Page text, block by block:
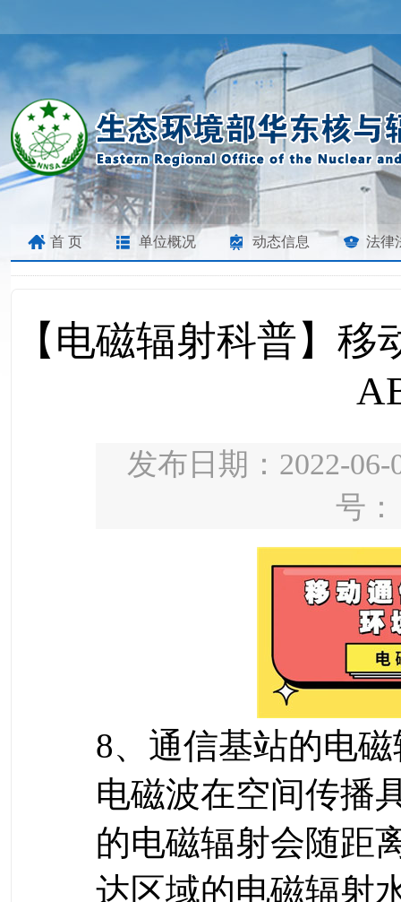
首 页 单位概况 动态信息 法律
【电磁辐射科普】
发布日期：2022-06-
号
8、通信基站的电
电磁波在空间传播
的电磁辐射会随距
达区域的电磁辐射